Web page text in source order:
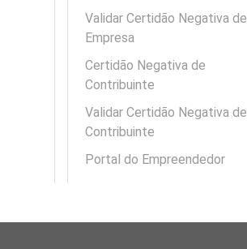
Validar Certidão Negativa de
Empresa
Certidão Negativa de
Contribuinte
Validar Certidão Negativa de
Contribuinte
Portal do Empreendedor